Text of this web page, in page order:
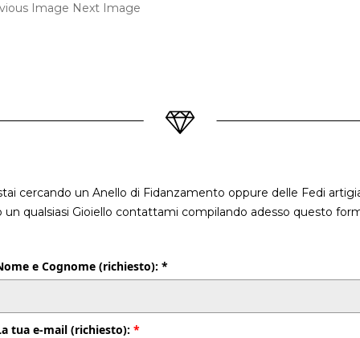
Image Next Image
cercando un Anello di Fidanzamento oppure delle Fedi
un qualsiasi Gioiello contattami compilando adesso questo
e Cognome (richiesto): *
tua e-mail (richiesto): *